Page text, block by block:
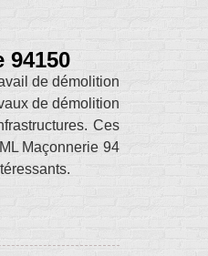
94150
de démolition
de démolition
Ces
Maçonnerie 94